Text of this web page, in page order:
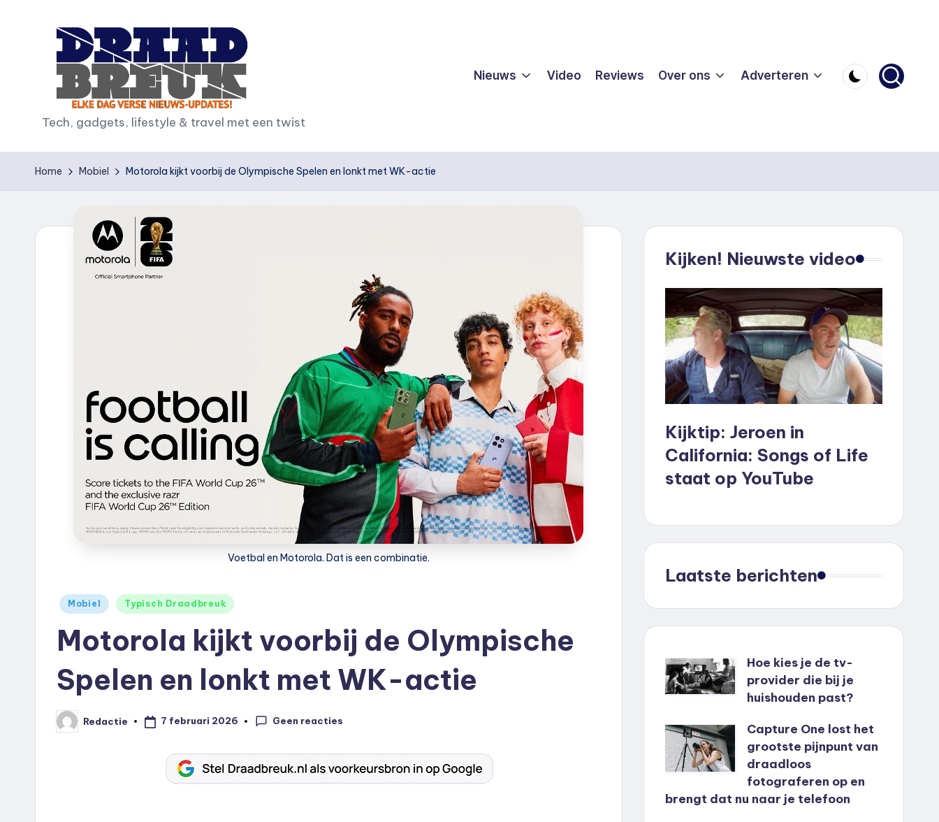
D
r
a
Tech, gadgets, lifestyle & travel met een twist
Nieuws Video Reviews Over ons Adverteren
Home Mobiel Motorola kijkt voorbij de Olympische Spelen en lonkt met WK-actie
Voetbal en Motorola. Dat is een combinatie.
Geplaatst
Mobiel Typisch Draadbreuk
Motorola kijkt voorbij de Olympische
Spelen en lonkt met WK-actie
Geplaatst
door
Redactie 7 februari 2026 Geen reacties
Kijken! Nieuwste video
Kijktip: Jeroen in
California: Songs of Life
staat op YouTube
Laatste berichten
Hoe kies je de tv-
provider die bij je
huishouden past?
Capture One lost het
grootste pijnpunt van
draadloos
fotograferen op en
brengt dat nu naar je telefoon